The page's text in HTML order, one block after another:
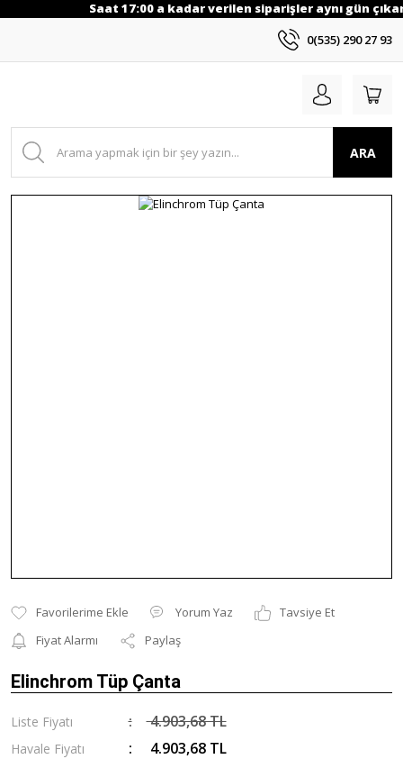
Saat 17:00 a kadar verilen siparişler aynı gün
0(535) 290 27 93
ARA
Yorum Yaz
Tavsiye Et
Fiyat Alarmı
Paylaş
Elinchrom Tüp Çanta
Liste Fiyatı 4.903,68 TL
Havale Fiyatı 4.903,68 TL